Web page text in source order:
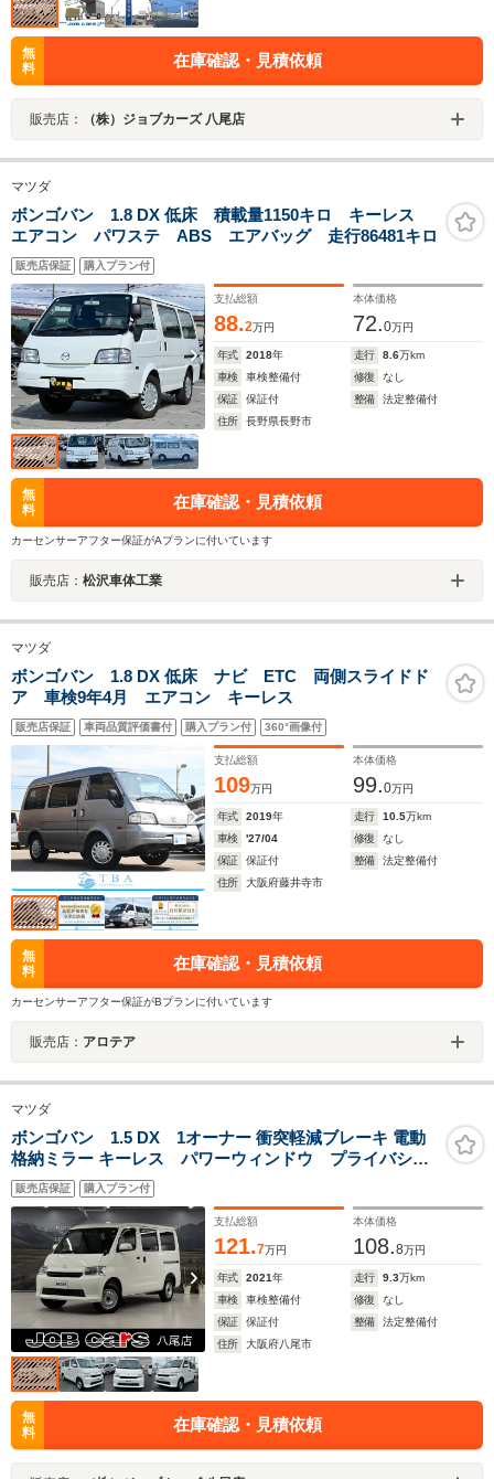
無
料
在庫確認・見積依頼
販売店： （株）ジョブカーズ 八尾店
マツダ
ボンゴバン 1.8 DX 低床 積載量1150キロ キーレス
エアコン パワステ ABS エアバッグ 走行86481キロ
販売店保証 購入プラン付
支払総額
88.2万円
本体価格
72.0万円
年式 2018年 走行 8.6万km
車検
車検整備付 修復
なし
保証
保証付 整備
法定整備付
住所
長野県長野市
無
料
在庫確認・見積依頼
カーセンサーアフター保証がAプランに付いています
販売店： 松沢車体工業
マツダ
ボンゴバン 1.8 DX 低床 ナビ ETC 両側スライドド
ア 車検9年4月 エアコン キーレス
販売店保証 車両品質評価書付 購入プラン付 360°画像付
支払総額
109万円
本体価格
99.0万円
年式 2019年 走行 10.5万km
車検
'27/04 修復
なし
保証
保証付 整備
法定整備付
住所
大阪府藤井寺市
無
料
在庫確認・見積依頼
カーセンサーアフター保証がBプランに付いています
販売店： アロテア
マツダ
ボンゴバン 1.5 DX 1オーナー 衝突軽減ブレーキ 電動
格納ミラー キーレス パワーウィンドウ プライバシー
ガラス LEDヘッドライト オートハイビーム 障害物
センサー ETC Bluetooth レーンアシスト (タウン
エース)
販売店保証 購入プラン付
支払総額
121.7万円
本体価格
108.8万円
年式 2021年 走行 9.3万km
車検
車検整備付 修復
なし
保証
保証付 整備
法定整備付
住所
大阪府八尾市
無
料
在庫確認・見積依頼